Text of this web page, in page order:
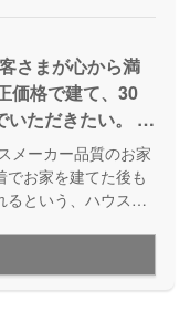
さまが心から満
価格で建て、30
ただきたい。 そ
ッシュホームで
スメーカーの良
務店の良さを融合
メーカー品質のお家
お家を建てた後も
るという、ハウスメ
セミナーを行い、
いた上で一緒にお家
いるので、お客様自